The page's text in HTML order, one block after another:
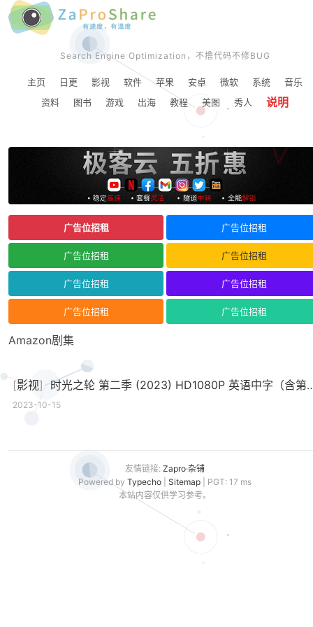
Search Engine Optimization，不撸代码不修BUG
主页 日更 影视 软件 苹果 安卓 微软 系统
音乐
资料
图书 游戏 出海 教程 美图 秀人 说明
广告位招租 广告位招租
广告位招租 广告位招租
广告位招租 广告位招租
广告位招租 广告位招租
Amazon剧集
[影视] 时光之轮 第二季 (2023) HD1080P 英语中字（含第一季）
2023-10-15
友情链接: Zapro·杂铺
Powered by Typecho Sitemap | PGT: 17 ms
本站内容仅供学习参考。